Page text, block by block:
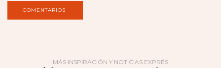
MÁS INSPIRACIÓN Y NOTICIAS EXPRÉS